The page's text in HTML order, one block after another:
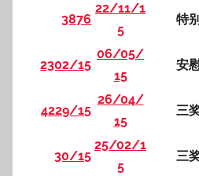
3876
22/11/1
5
特别
2302/15
06/05/
15
安
4229/15
26/04/
15
三
30/15
25/02/1
5
三